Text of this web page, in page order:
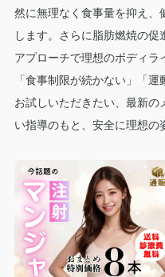
然に無理なく食事量を抑え、
します。さらに脂肪燃焼の
アプローチで理想のボディラ
「食事制限が続かない」「
お試しいただきたい、最新の
い指導のもと、安全に理想の